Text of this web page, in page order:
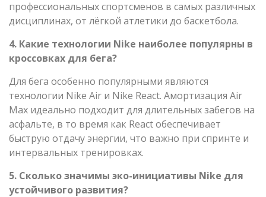
профессиональных спортсменов в самых различных
дисциплинах, от лёгкой атлетики до баскетбола.
4. Какие технологии Nike наиболее популярны в
кроссовках для бега?
Для бега особенно популярными являются
технологии Nike Air и Nike React. Амортизация Air
Max идеально подходит для длительных забегов на
асфальте, в то время как React обеспечивает
быструю отдачу энергии, что важно при спринте и
интервальных тренировках.
5. Сколько значимы эко-инициативы Nike для
устойчивого развития?